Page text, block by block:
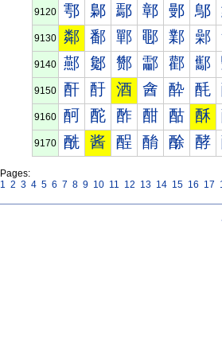
9120 鄠 鄡 鄢 鄣 鄤 鄥
9130 鄰 鄱 鄲 鄳 鄴 鄵
9140 酀 酁 酂 酃 酄 酅
9150 酐 酑 酒 酓 酔 酕
9160 酠 酡 酢 酣 酤 酥
9170 酰 酱 酲 酳 酴 酵
Pages:
1 2 3 4 5 6 7 8 9 10 11 12 13 14 15 16 17